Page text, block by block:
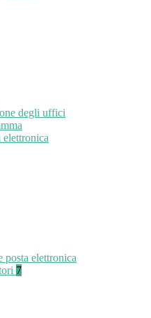
degli uffici
elettronica
posta elettronica
7